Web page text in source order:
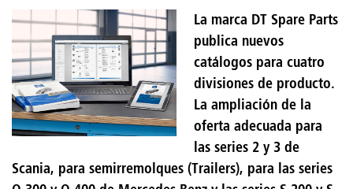
La marca DT Spare Parts
publica nuevos
catálogos para cuatro
divisiones de producto.
La ampliación de la
oferta adecuada para
las series 2 y 3 de
Scania, para semirremolques (Trailers), para las series